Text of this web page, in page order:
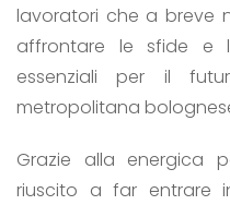
lavoratori che a breve
affrontare le sfide e
essenziali per il
metropolitana
Grazie alla energica
riuscito a far entrare